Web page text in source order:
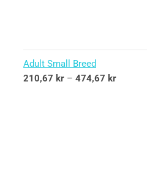
Adult Small Breed
210,67 kr – 474,67 kr